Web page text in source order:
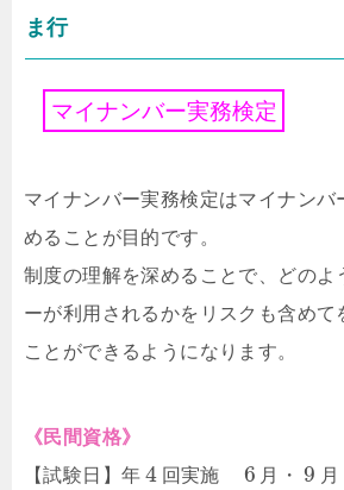
ま行
マイナンバー実務検定
マイナンバー実務検定はマイナンバ
めることが目的です。
制度の理解を深めることで、どのよ
ーが利用されるかをリスクも含めて
ことができるようになります。
《民間資格》
【試験日】年 4 回実施 6 月・ 9 月